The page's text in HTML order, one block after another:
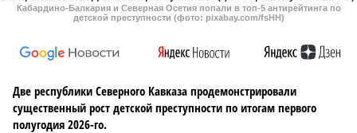
Кабардино-Балкария и Северная Осетия попали в топ-5 антирейтинга по
детской преступности (фото: pixabay.com/fsHH)
Две республики Северного Кавказа продемонстрировали
существенный рост детской преступности по итогам первого
полугодия 2026-го.